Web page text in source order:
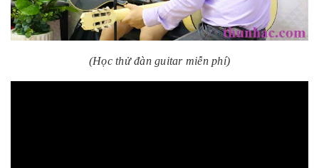
(Học thử đàn guitar miễn phí)